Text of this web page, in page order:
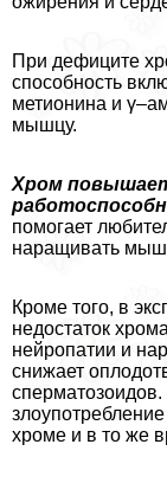
При дефиците
способность
метионина и
мышцу.
Хром
помогает
наращивать
Кроме того, в
недостаток
нейропатии и
снижает
cпepматозоидов.
хроме и в то же